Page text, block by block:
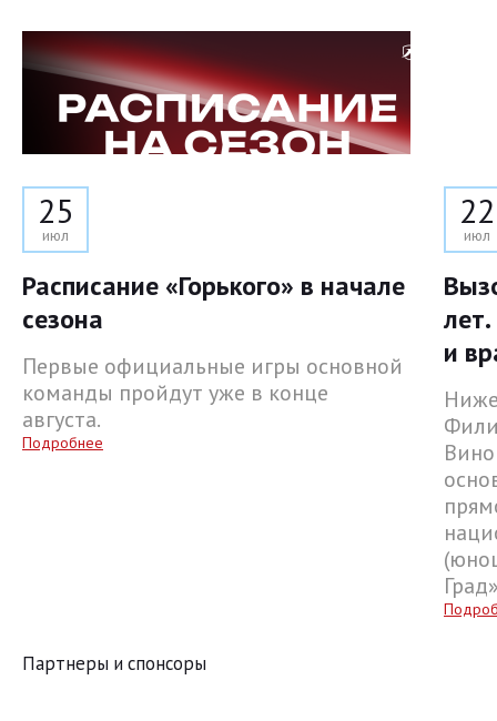
25
июл
Расписание «Горького» в начале
сезона
Первые официальные игры основной
команды пройдут уже в конце
августа.
Подробнее
22
июл
и
Партнеры и спонсоры